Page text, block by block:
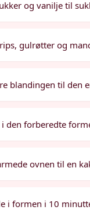
og vanilje til
gulrøtter og
blandingen til den
den forberedte
ovnen til en
i formen i 10